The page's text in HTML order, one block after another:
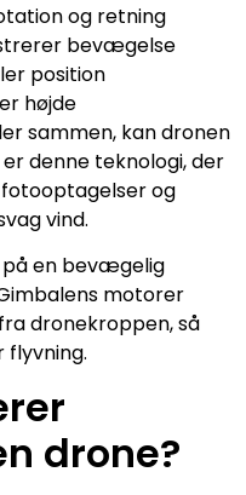
og retning
bevægelse
position
højde
sammen, kan dronen
denne teknologi, der
og
vind.
en bevægelig
motorer
dronekroppen, så
flyvning.
drone?